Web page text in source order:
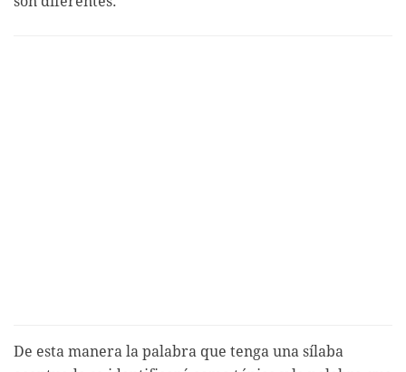
De esta manera la palabra que tenga una sílaba